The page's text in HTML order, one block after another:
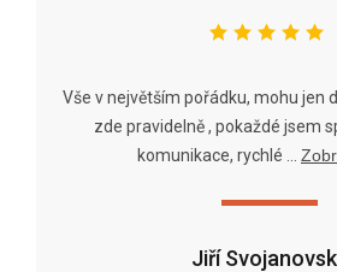
Jiří
Vše v největším pořádku, mohu jen
zde pravidelně , pokaždé jsem
komunikace, rychlé ...